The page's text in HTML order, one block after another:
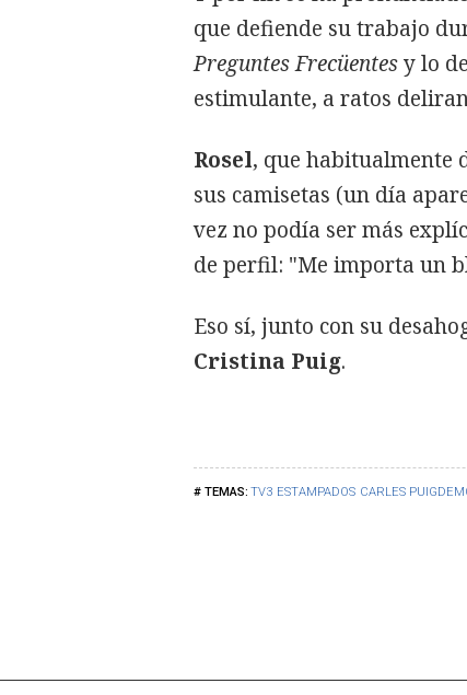
TV3 ESTAMPADOS CARLES
que defiende su trabajo
Preguntes Frecüentesy lo
estimulante, a ratos
Rosel, que habitualmente
sus camisetas (un día
vez no podía ser más
de perfil: "Me importa un
Eso sí, junto con su
Cristina Puig.